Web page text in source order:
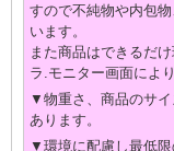
すので不純物や内包
います。
また商品はできるだ
ラ.モニター画面によ
▼物重さ、商品のサ
あります。
▼環境に配慮し最低限